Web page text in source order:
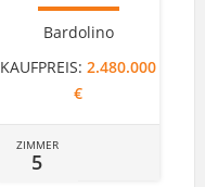
Bardolino
KAUFPREIS: 2.480.000
€
ZIMMER
5